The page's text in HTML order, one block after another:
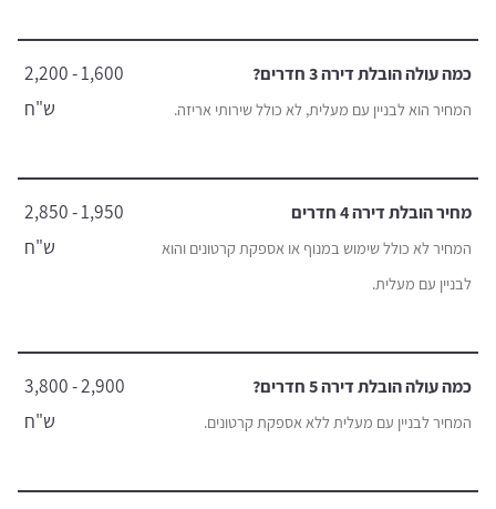
כמה עולה הובלת דירה 3 חדרים?
המחיר הוא לבניין עם מעלית, לא כולל שירותי אריזה.
1,600 - 2,200
ש"ח
מחיר הובלת דירה 4 חדרים
המחיר לא כולל שימוש במנוף או אספקת קרטונים והוא
לבניין עם מעלית.
1,950 - 2,850
ש"ח
כמה עולה הובלת דירה 5 חדרים?
המחיר לבניין עם מעלית ללא אספקת קרטונים.
2,900 - 3,800
ש"ח